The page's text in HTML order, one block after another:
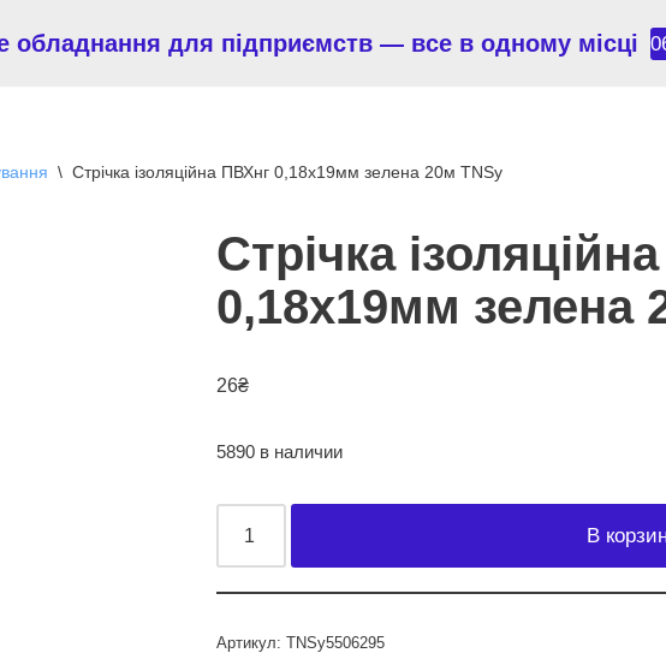
обладнання для підприємств — все в одному місці
\ Стрічка ізоляційна ПВХнг 0,18х19мм зелена 20м TNSy
Стрічка
0,18х19мм зелена
26₴
5890 в наличии
В
Артикул: TNSy5506295